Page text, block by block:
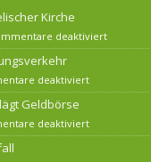
Kirche
deaktiviert
deaktiviert
Geldbörse
deaktiviert